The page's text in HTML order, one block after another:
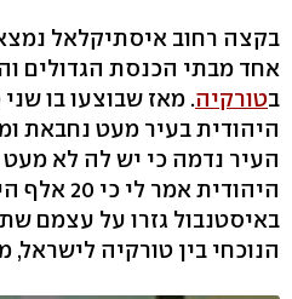
בקצה רחוב איסתיקלאל
אחד מבתי הכנסת הגדולים
בטורקיה. מאז שבוצעו בו
היהודית בעיר מעט נחבאת
העיר נדמה כי יש לה לא מעט
היהודית
באיסטנבול גזרו על עצמם
הנוכחי בין טורקיה לישראל,